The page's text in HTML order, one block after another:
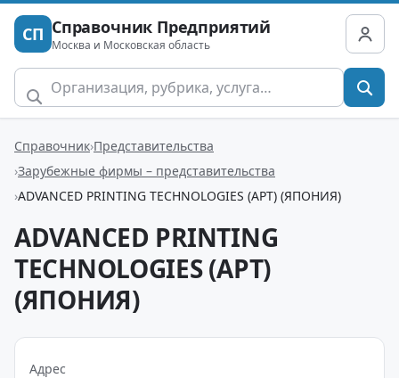
СП Справочник Предприятий
Москва и Московская область
Справочник Представительства
Зарубежные фирмы – представительства
ADVANCED PRINTING TECHNOLOGIES (APT) (ЯПОНИЯ)
ADVANCED PRINTING
TECHNOLOGIES (APT)
(ЯПОНИЯ)
Адрес